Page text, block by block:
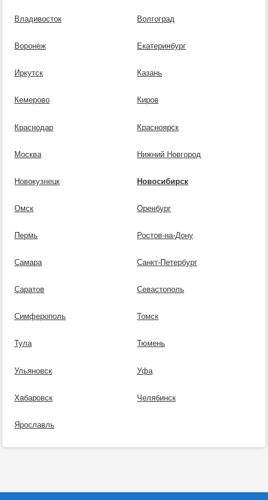
Владивосток Волгоград
Воронеж Екатеринбург
Иркутск Казань
Кемерово Киров
Краснодар Красноярск
Москва Нижний Новгород
Новокузнецк Новосибирск
Омск Оренбург
Пермь Ростов-на-Дону
Самара Санкт-Петербург
Саратов Севастополь
Симферополь Томск
Тула Тюмень
Ульяновск Уфа
Хабаровск Челябинск
Ярославль